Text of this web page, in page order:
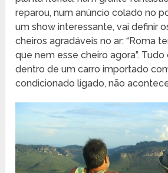
reparou, num anúncio colado no
um show interessante, vai definir
cheiros agradáveis no ar: “Roma
que nem esse cheiro agora”.
dentro de um carro importado
condicionado ligado, não